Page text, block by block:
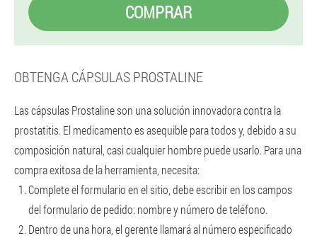
COMPRAR
OBTENGA CÁPSULAS PROSTALINE
Las cápsulas Prostaline son una solución innovadora contra la
prostatitis. El medicamento es asequible para todos y, debido a su
composición natural, casi cualquier hombre puede usarlo. Para una
compra exitosa de la herramienta, necesita:
Complete el formulario en el sitio, debe escribir en los campos
del formulario de pedido: nombre y número de teléfono.
Dentro de una hora, el gerente llamará al número especificado